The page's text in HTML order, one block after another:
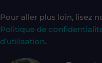
Pour aller plus loin, lisez
Politique de
d’utilisation.